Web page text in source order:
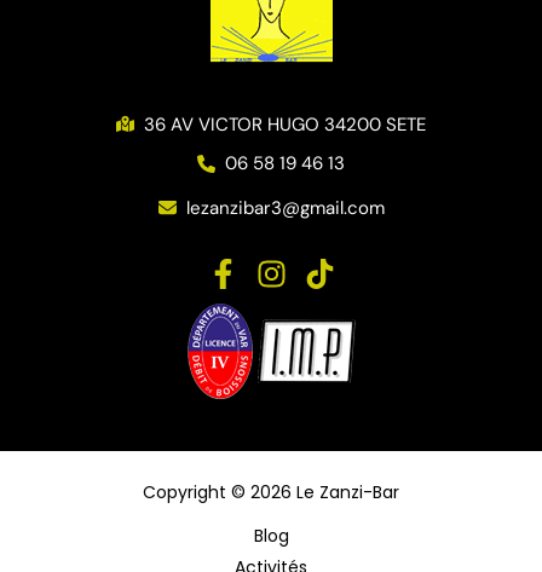
36 AV VICTOR HUGO 34200 SETE
06 58 19 46 13
lezanzibar3@gmail.com
Copyright © 2026 Le Zanzi-Bar
Blog
Activités